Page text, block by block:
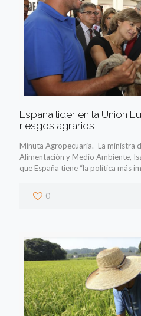
España lider en la Union
riesgos agrarios
Minuta Agropecuaria.- La ministra
Alimentación y Medio Ambiente,
que España tiene “la política más
0